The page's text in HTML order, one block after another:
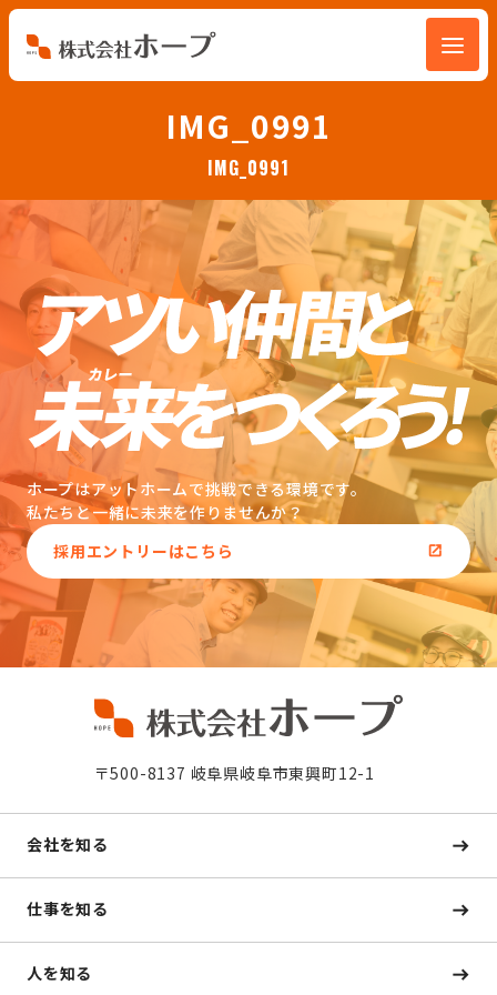
人を知る
環境を知る
お知らせ
ホープブログ
IMG_0991
IMG_0991
ホープはアットホームで挑戦できる環境です。
私たちと一緒に未来を作りませんか？
採用エントリーはこちら
〒500-8137 岐阜県岐阜市東興町12-1
会社を知る
仕事を知る
人を知る